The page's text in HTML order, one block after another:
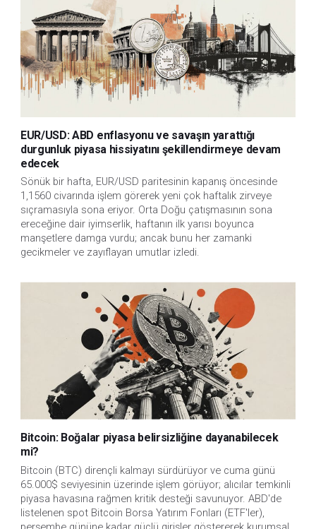
EUR/USD: ABD enflasyonu ve savaşın yarattığı
durgunluk piyasa hissiyatını şekillendirmeye devam
edecek
Sönük bir hafta, EUR/USD paritesinin kapanış öncesinde
1,1560 civarında işlem görerek yeni çok haftalık zirveye
sıçramasıyla sona eriyor. Orta Doğu çatışmasının sona
ereceğine dair iyimserlik, haftanın ilk yarısı boyunca
manşetlere damga vurdu; ancak bunu her zamanki
gecikmeler ve zayıflayan umutlar izledi.
Bitcoin: Boğalar piyasa belirsizliğine dayanabilecek
mi?
Bitcoin (BTC) dirençli kalmayı sürdürüyor ve cuma günü
65.000$ seviyesinin üzerinde işlem görüyor; alıcılar temkinli
piyasa havasına rağmen kritik desteği savunuyor. ABD'de
listelenen spot Bitcoin Borsa Yatırım Fonları (ETF'ler),